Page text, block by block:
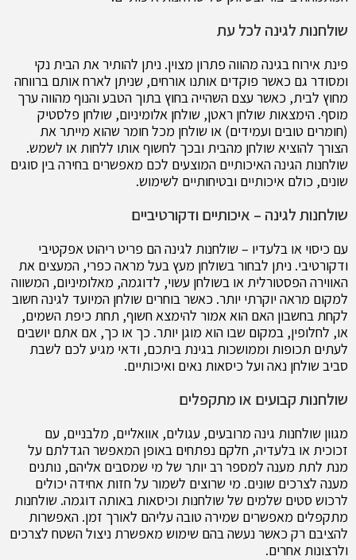
שולחנות לגינה לכל עת
פינת אירוח בגינה מהווה פתרון מצוין. ניתן להותיר את הבית נקי
ומסודר גם כאשר פוקדים אותנו אורחים, שניתן לארח אותם ברווחה
מחוץ לבית, כאשר עצם השהייה בחוץ בתוך הטבע והנוף מהווה ערך
מוסף. הימצאות שולחן ראטן, שולחן אלומיניום, שולחן פלסטיק
(חומרים טובים ועמידים) או שולחן מכל חומר שהוא מייתר את
הצורך להוציא שולחן מהבית ובכך לחשוף אותו ללחות או לשמש.
שולחנות הגינה האיכותיים המוצעים לכם מאפשרים בחירה בין סוגים
שונים, כולם איכותיים ובטיחותיים לשימוש.
שולחנות לגינה – איכותיים ודקורטיביים
עם כיסוי או בלעדיו – שולחנות לגינה הם פריט ריהוט אפקטיבי
ודקורטיבי. ניתן לבחור בשולחן מעץ בעל מראה כפרי, המעצים את
האווירה הפסטורלית או בשולחן עשוי, לדוגמה, מאלומיניום, המשווה
למקום מראה יוקרתי יותר. כאשר בוחרים שולחן המיועד לגינה חשוב
לקחת בחשבון האם הוא אמור להימצא חשוף, תחת כיפת השמים,
או, לחלופין, במקום שבו הוא מוגן יותר. כך או כך, אם אתם יושבים
לעתים תכופות וממושכות בגינת ביתכם, ודאי מגיע לכם לשבת
סביב שולחן נאה ועל כיסאות נאים ואיכותיים.
שולחנות קבועים או מתקפלים
מגוון שולחנות גינה מרובעים, עגולים, אוואליים, מלבניים, עם
זכוכית או בלעדיה, חלקם נפתחים באופן המאפשר הגדלתם על
מנת לתת מענה למספר רב יותר של מי שמסבים אליהם, נותנים
מענה לצרכים שונים. מי שרוצים לשמור על חזות אחידה יכולים
לרכוש סטים שלמים של שולחנות וכיסאות באותה דוגמה. שולחנות
מתקפלים מאפשרים שמירה טובה עליהם לאורך זמן. האפשרות
להציבם רק כאשר נעשה בהם שימוש מאפשרת ניצול השטח לצרכים
ולרצונות אחרים.